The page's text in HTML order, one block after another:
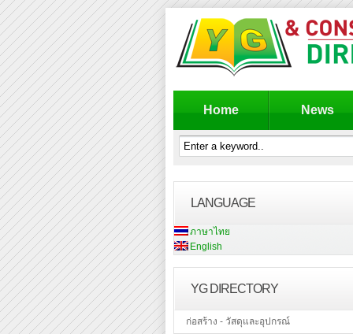
Home News
LANGUAGE
ภาษาไทย
English
YG DIRECTORY
ก่อสร้าง - วัสดุและอุปกรณ์